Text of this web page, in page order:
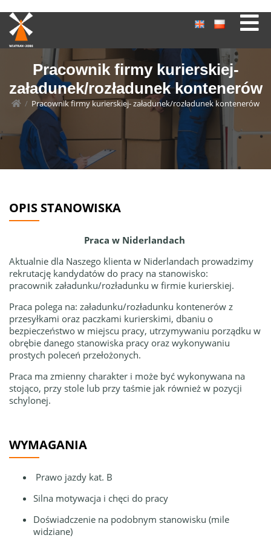
Pracownik firmy kurierskiej-
załadunek/rozładunek kontenerów
/ Pracownik firmy kurierskiej- załadunek/rozładunek kontenerów
OPIS STANOWISKA
Praca w Niderlandach
Aktualnie dla Naszego klienta w Niderlandach prowadzimy
rekrutację kandydatów do pracy na stanowisko:
pracownik załadunku/rozładunku w firmie kurierskiej.
Praca polega na: załadunku/rozładunku kontenerów z
przesyłkami oraz paczkami kurierskimi, dbaniu o
bezpieczeństwo w miejscu pracy, utrzymywaniu porządku w
obrębie danego stanowiska pracy oraz wykonywaniu
prostych poleceń przełożonych.
Praca ma zmienny charakter i może być wykonywana na
stojąco, przy stole lub przy taśmie jak również w pozycji
schylonej.
WYMAGANIA
Prawo jazdy kat. B
Silna motywacja i chęci do pracy
Doświadczenie na podobnym stanowisku (mile
widziane)